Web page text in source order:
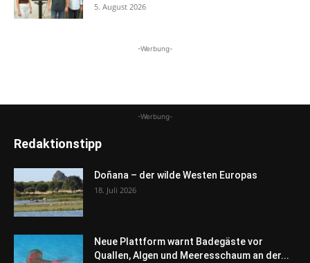
5. August 2026
-Werbung-
-Werbung-
Redaktionstipp
Doñana – der wilde Westen Europas
18. Juli 2026
Neue Plattform warnt Badegäste vor
Quallen, Algen und Meeresschaum an der...